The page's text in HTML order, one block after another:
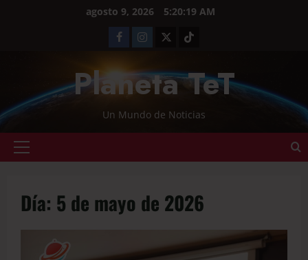
agosto 9, 2026 5:20:20 AM
Planeta TeT
Un Mundo de Noticias
Día: 5 de mayo de 2026